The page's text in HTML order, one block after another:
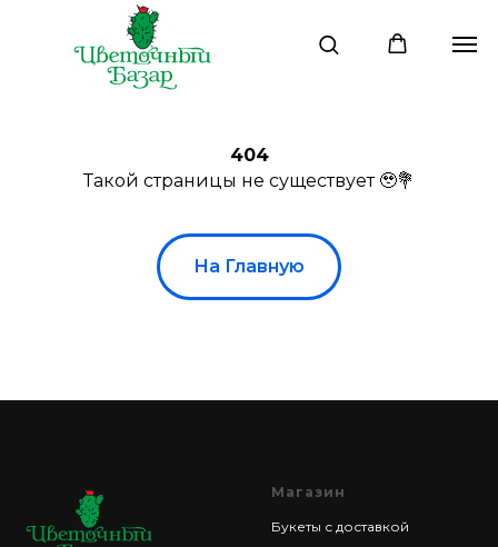
404
Такой страницы не существует 🥹💐
На Главную
Магазин
Букеты с доставкой